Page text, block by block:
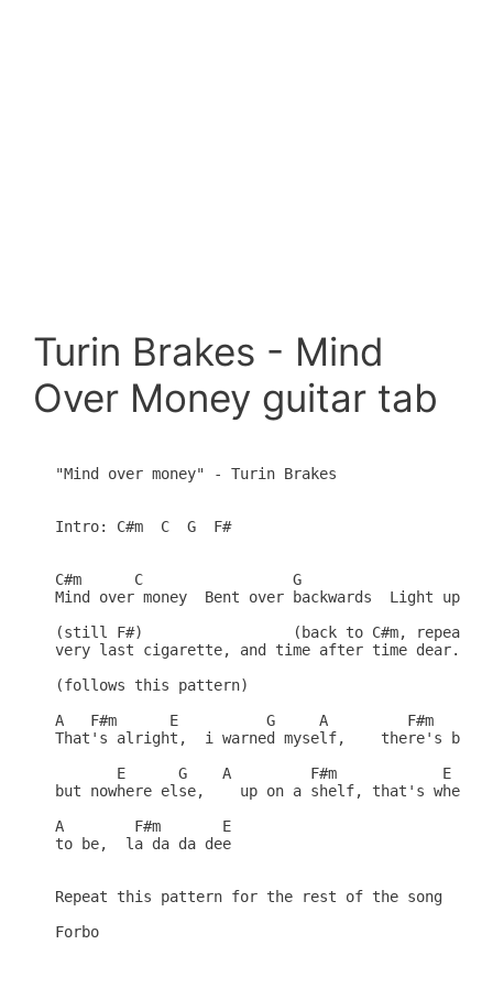
Turin Brakes - Mind
Over Money guitar tab
"Mind over money" - Turin Brakes
Intro: C#m  C  G  F#
C#m      C                 G
Mind over money  Bent over backwards  Light up
(still F#)                 (back to C#m, repeats
very last cigarette, and time after time
(follows this pattern)
A   F#m      E          G     A         F#m
That's alright,  i warned myself,    there's
E      G    A         F#m            E
but nowhere else,    up on a shelf, that's where
A        F#m       E
to be,  la da da dee
Repeat this pattern for the rest of the song
Forbo